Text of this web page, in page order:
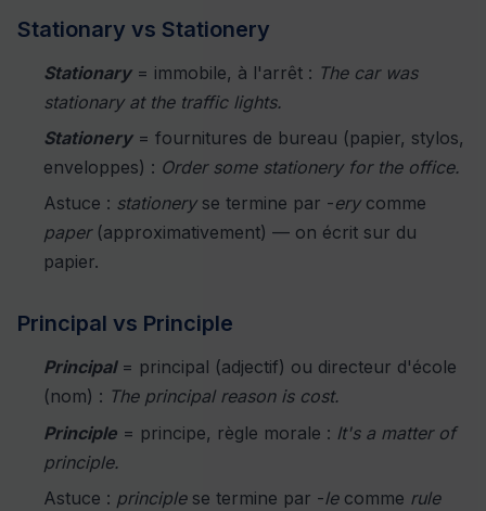
Stationary vs Stationery
Stationary= immobile, à l'arrêt : The car was
stationary at the traffic lights.
Stationery= fournitures de bureau (papier, stylos,
enveloppes) : Order some stationery for the office.
Astuce : stationeryse termine par -erycomme
paper(approximativement) — on écrit sur du
papier.
Principal vs Principle
Principal= principal (adjectif) ou directeur d'école
(nom) : The principal reason is cost.
Principle = principe, règle morale : It's a matter of
principle.
Astuce : principlese termine par -lecomme rule